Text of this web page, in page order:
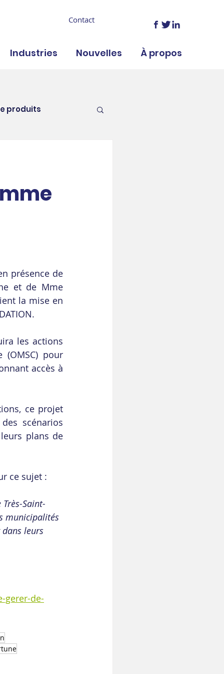
Contact
Industries Nouvelles À propos
produits
présence de
et de Mme
la mise en
les actions
pour
accès à
ce projet
scénarios
plans de
ce sujet :
Saint-
municipalités
leurs
gerer-de-